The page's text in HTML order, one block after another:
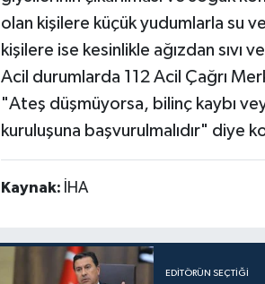
olan kişilere küçük yudumlarla su
kişilere ise kesinlikle ağızdan sıvı
Acil durumlarda 112 Acil Çağrı
"Ateş düşmüyorsa, bilinç kaybı
kuruluşuna başvurulmalıdır" diye
Kaynak: İHA
EDITÖRÜN SEÇTIĞI